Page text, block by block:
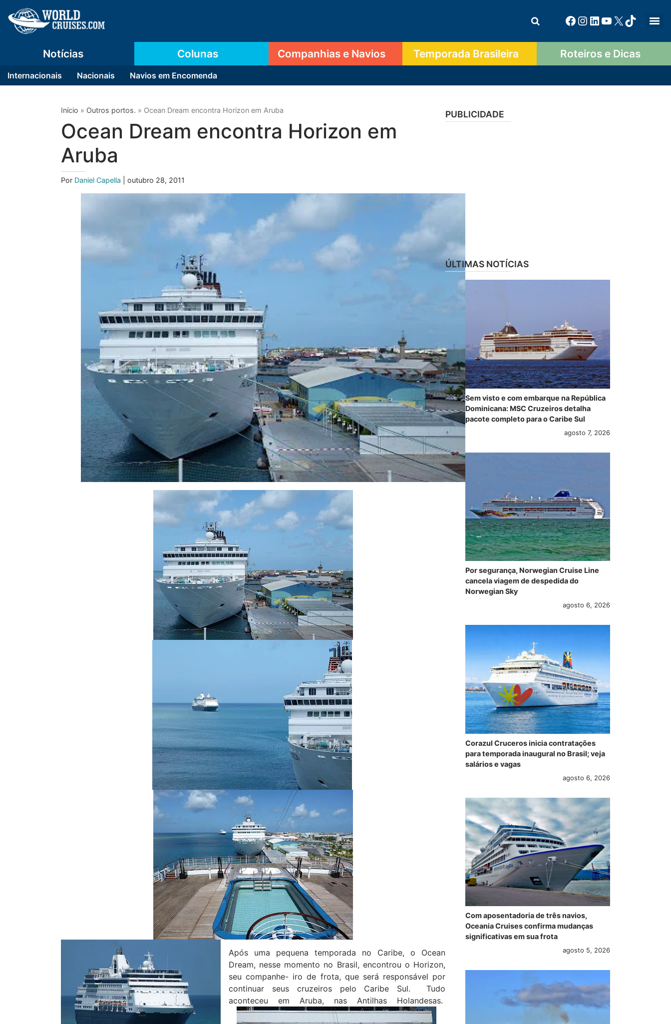
Notícias
Internacionais Nacionais Navios em Encomenda
Colunas Companhias e Navios Temporada Brasileira Roteiros e Dicas
Início » Outros portos. » Ocean Dream encontra Horizon em Aruba
Ocean Dream encontra Horizon em
Aruba
Por Daniel Capella | outubro 28, 2011
Após uma pequena temporada no Caribe, o Ocean
Dream, nesse momento no Brasil, encontrou o Horizon,
seu companhe- iro de frota, que será responsável por
continuar seus cruzeiros pelo Caribe Sul. Tudo
aconteceu em Aruba, nas Antilhas Holandesas.
PUBLICIDADE
ÚLTIMAS NOTÍCIAS
Sem visto e com embarque na República
Dominicana: MSC Cruzeiros detalha
pacote completo para o Caribe Sul
agosto 7, 2026
Por segurança, Norwegian Cruise Line
cancela viagem de despedida do
Norwegian Sky
agosto 6, 2026
Corazul Cruceros inicia contratações
para temporada inaugural no Brasil; veja
salários e vagas
agosto 6, 2026
Com aposentadoria de três navios,
Oceania Cruises confirma mudanças
significativas em sua frota
agosto 5, 2026